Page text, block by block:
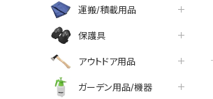
運搬/積載用品
保護具
アウトドア用品
ガーデン用品/機器